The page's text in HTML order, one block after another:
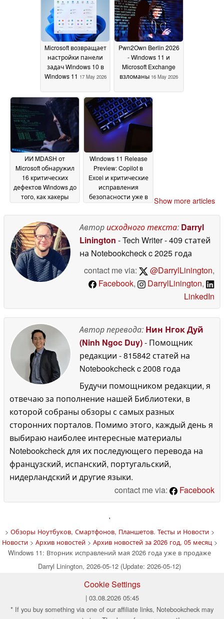
May 2026
Microsoft возвращает
настройки панели
задач Windows 10 в
Windows 11 17 May 2026
Pwn2Own Berlin 2026
- Windows 11 и
Microsoft Exchange
взломаны 16 May 2026
ИИ MDASH от
Microsoft обнаружил
16 критических
дефектов Windows до
того, как хакеры
2026
Windows 11 Release
Preview: Copilot в
Excel и критические
исправления
безопасности уже в
Show more articles
Авторисходного текста: Darryl
Linington - Tech Writer- 409 статей
на Notebookcheckc 2025 года
contact me via:
@DarrylLinington,
Facebook, DarrylLinington,
LinkedIn
Автор перевода: Нин Нгок Дуй
(Ninh Ngoc Duy)- Помощник
редакции - 815842 статей на
Notebookcheckc 2008 года
Будучи помощником редакции, я
отвечаю за пополнение нашей Библиотеки, в
которой собраны обзоры с самых разных
сторонних порталов. Помимо этого, каждый день я
выбираю наиболее интересные материалы
Notebookcheck для их последующего перевода на
французский, испанский, португальский,
нидерландский и другие языки.
contact me via:
Facebook
'
> Обзоры Ноутбуков, Смартфонов, Планшетов. Тесты и Новости>
Новости> Архив новостей> Архив новостей за 2026 год, 05 месяц>
Windows 11: Вторник исправлений мая 2026 года уже в продаже
Darryl Linington, 2026-05-12 (Update: 2026-05-12)
Cookie Settings
| 03.08.2026 05:45
* If you buy something via one of our affiliate links, Notebookcheck may